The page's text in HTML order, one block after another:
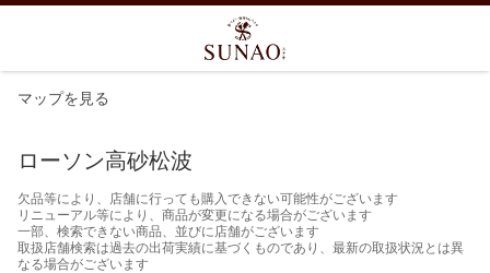
マップを見る
ローソン高砂松波
欠品等により、店舗に行っても購入できない可能性がございます
リニューアル等により、商品が変更になる場合がございます
一部、検索できない商品、並びに店舗がございます
取扱店舗検索は過去の出荷実績に基づくものであり、最新の取扱状況とは異
なる場合がございます